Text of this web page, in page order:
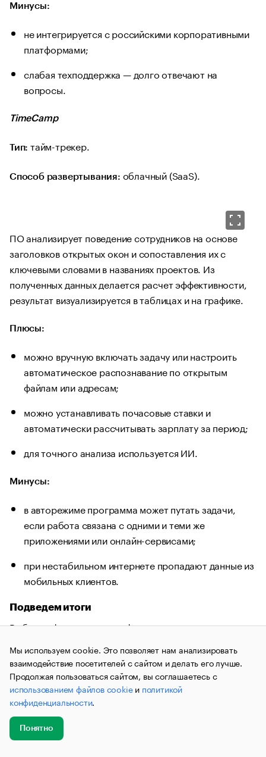
Минусы:
не интегрируется с российскими корпоративными
платформами;
слабая техподдержка — долго отвечают на
вопросы.
TimeCamp
Тип: тайм-трекер.
Способ развертывания: облачный (SaaS).
ПО анализирует поведение сотрудников на основе
заголовков открытых окон и сопоставления их с
ключевыми словами в названиях проектов. Из
полученных данных делается расчет эффективности,
результат визуализируется в таблицах и на графике.
Плюсы:
можно вручную включать задачу или настроить
автоматическое распознавание по открытым
файлам или адресам;
можно устанавливать почасовые ставки и
автоматически рассчитывать зарплату за период;
для точного анализа используется ИИ.
Минусы:
в авторежиме программа может путать задачи,
если работа связана с одними и теми же
приложениями или онлайн-сервисами;
при нестабильном интернете пропадают данные из
мобильных клиентов.
Подведем итоги
Выбор софта зависит от сферы деятельности и
сотрудников, выполняющих стандартные задачи,
полезны системы с автоматическим мониторингом
активности. Однако творческие и проектные
процессы требуют иного подхода: приоритетны
инструменты добровольного трекинга, сохраняющие
доверие в команде. В крупных компаниях рационально
Мы используем cookie. Это позволяет нам анализировать
взаимодействие посетителей с сайтом и делать его лучше.
Продолжая пользоваться сайтом, вы соглашаетесь с
использованием файлов cookieи политикой
конфиденциальности.
Понятно